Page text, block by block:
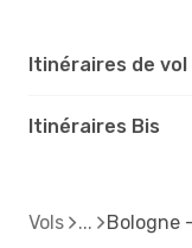
Itinéraires de vol
Itinéraires Bis
Vols Bologne